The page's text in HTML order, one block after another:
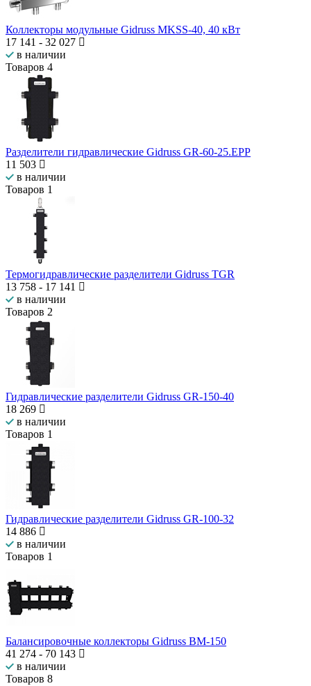
Коллекторы модульные Gidruss MKSS-40, 40 кВт
17 141 - 32 027
в наличии
Товаров 4
Разделители гидравлические Gidruss GR-60-25.EPP
11 503
в наличии
Товаров 1
Термогидравлические разделители Gidruss TGR
13 758 - 17 141
в наличии
Товаров 2
Гидравлические разделители Gidruss GR-150-40
18 269
в наличии
Товаров 1
Гидравлические разделители Gidruss GR-100-32
14 886
в наличии
Товаров 1
Балансировочные коллекторы Gidruss BM-150
41 274 - 70 143
в наличии
Товаров 8